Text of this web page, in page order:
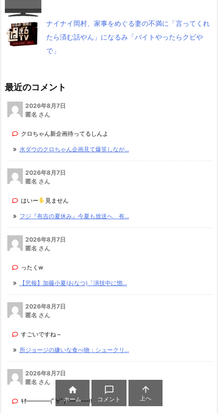
ナイナイ岡村、家事をめぐる妻の不満に「言ってくれ
たら済む話やん」になるみ「バイトやったらクビや
で」
最近のコメント
2026年8月7日
匿名 さん
クロちゃん新企画待ってるしんよ
水ダウのクロちゃん企画見て爆笑しなが...
2026年8月7日
匿名 さん
はいー 見ません
フジ『有吉の夏休み』今夏も放送へ 有...
2026年8月7日
匿名 さん
ったくw
【悲報】加藤小夏(おなつ)「演技中に惚...
2026年8月7日
匿名 さん
すごいですね～
所ジョージの嫌いな食べ物：シュークリ...
2026年8月7日
匿名 さん
ｷﾀ━━━━(ﾟ∀ﾟ)━━━━!!

ホーム

コメント

上へ